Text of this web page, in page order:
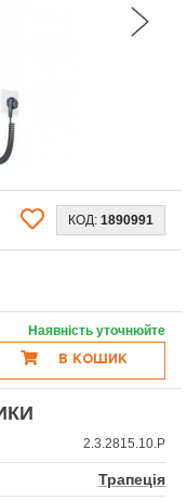
КОД: 1890991
Наявність уточнюйте
В КОШИК
2.3.2815.10.P
Трапеція